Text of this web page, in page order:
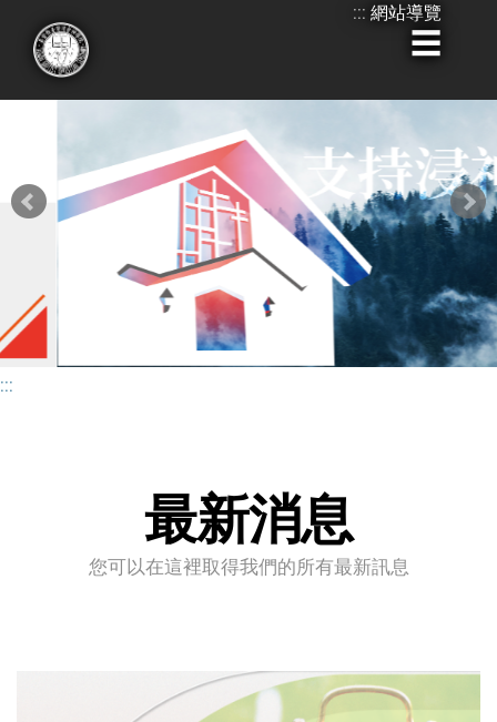
容
::: 網站導覽
:::
最新消息
您可以在這裡取得我們的所有最新訊息